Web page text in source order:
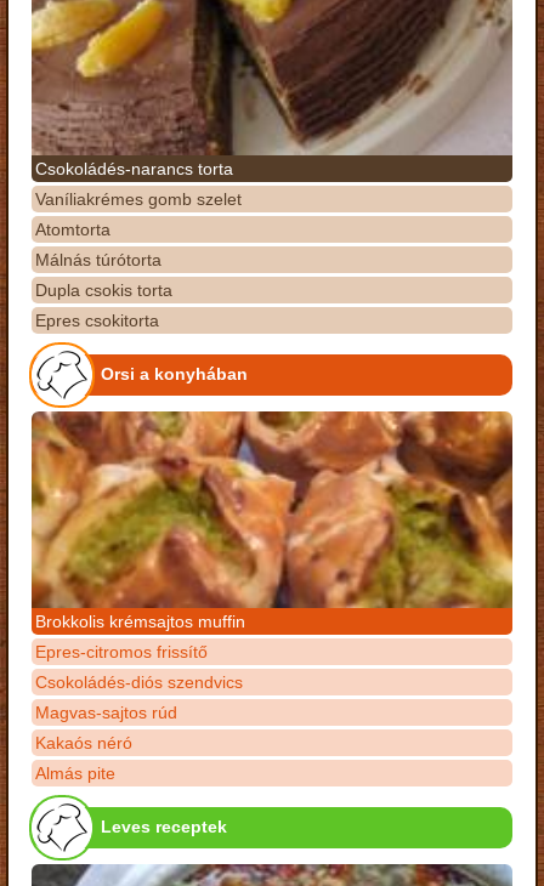
Csokoládés-narancs torta
Vaníliakrémes gomb szelet
Atomtorta
Málnás túrótorta
Dupla csokis torta
Epres csokitorta
Orsi a konyhában
Brokkolis krémsajtos muffin
Epres-citromos frissítő
Csokoládés-diós szendvics
Magvas-sajtos rúd
Kakaós néró
Almás pite
Leves receptek